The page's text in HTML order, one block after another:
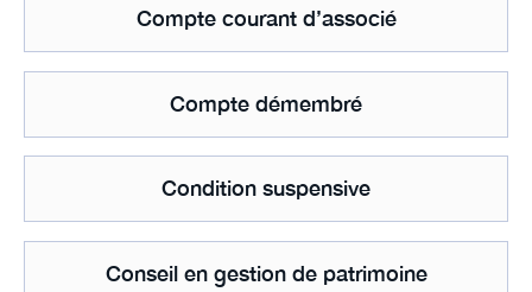
Compte courant d’associé
Compte démembré
Condition suspensive
Conseil en gestion de patrimoine